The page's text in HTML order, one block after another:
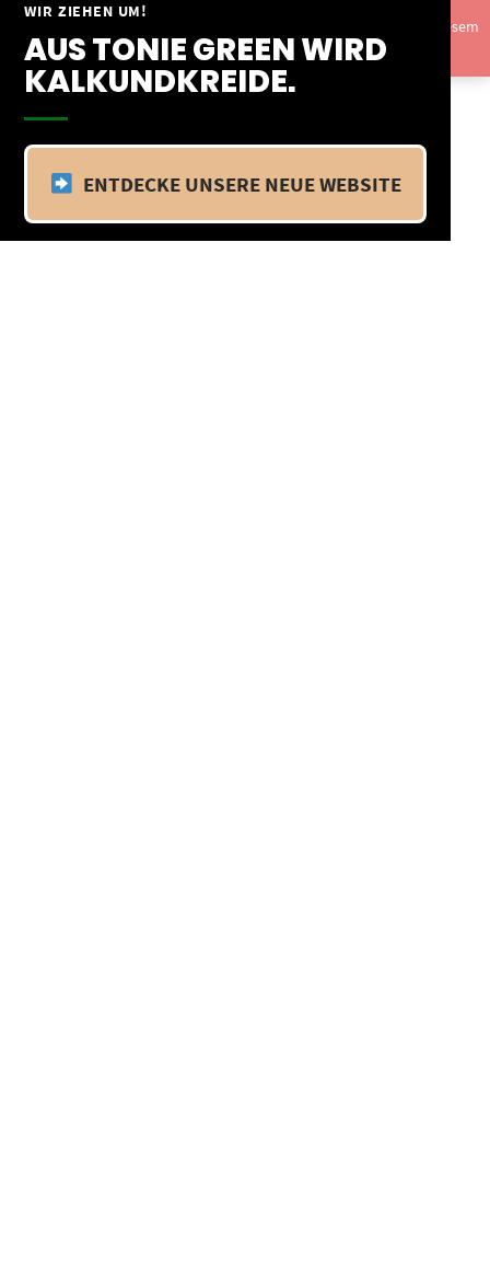
WIR ZIEHEN UM!
AUS TONIE GREEN WIRD
KALKUNDKREIDE.
ENTDECKE UNSERE NEUE WEBSITE
Springe
Inhalt
Vom 09.04.25 - 20.04.25 befinden wir uns im Betriebsurlaub. In diesem
Zeitraum findet kein Versand statt.Ausblenden